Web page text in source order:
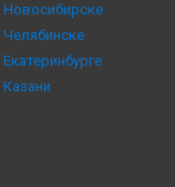
Новосибирске
Челябинске
Екатеринбурге
Казани